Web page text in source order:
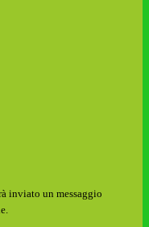
inviato un messaggio